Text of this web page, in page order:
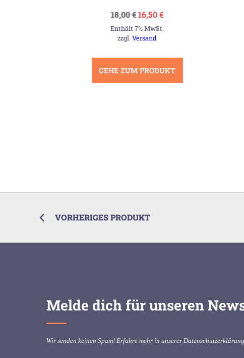
18,00€Ursprünglicher
Preis
war:
18,00 €
16,50€Aktueller
ist:
Enthält 7% MwSt.
zzgl.Versand
GEHE ZUM PRODUKT
VORHERIGES PRODUKT
Melde dich für unseren
Wir senden keinen Spam! Erfahre mehr in unserer Datenschutzerklärung